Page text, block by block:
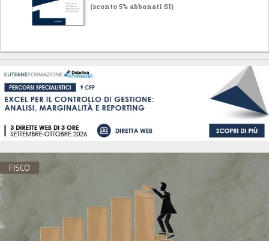
(sconto 5% abbonati SI)
FISCO